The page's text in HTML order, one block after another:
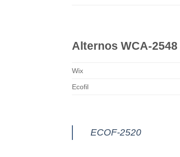
Alternos WCA-2548
Wix
Ecofil
ECOF-2520